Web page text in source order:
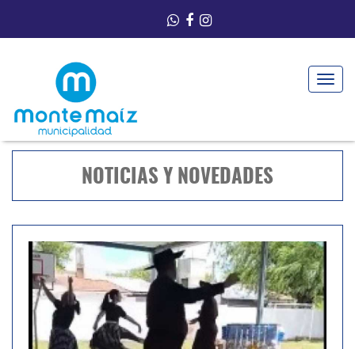
Toggle
NOTICIAS Y NOVEDADES